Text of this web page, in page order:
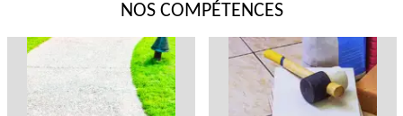
NOS COMPÉTENCES